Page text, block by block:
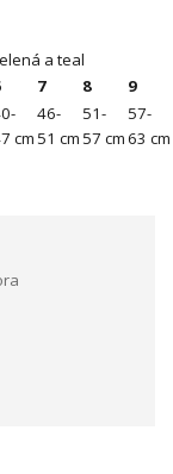
a teal
7 8
9
cm
46-
51 cm
51-
57 cm
57-
63 cm